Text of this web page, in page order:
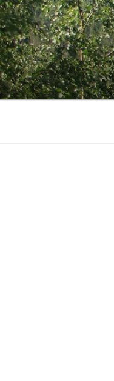
Hoppa
till
innehåll